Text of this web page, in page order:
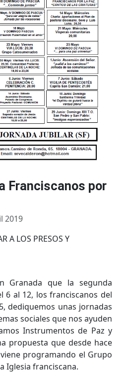
Franciscanos por
2019
A LOS PRESOS Y
Granada que la segunda
6 al 12, los franciscanos del
dediquemos unas jornadas
sociales que nos ayuden
Instrumentos de Paz y
propuesta que desde hace
programando el Grupo
Iglesia franciscana.